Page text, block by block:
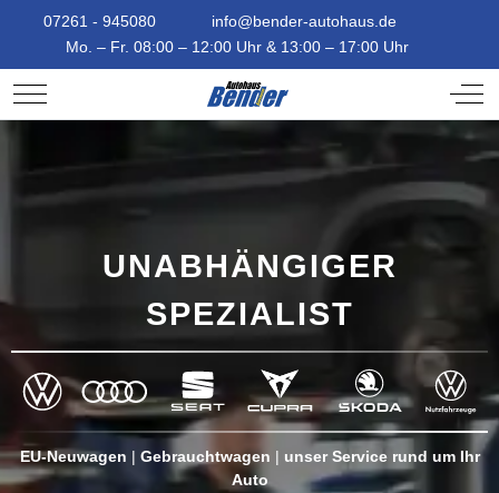
07261 - 945080
info@bender-autohaus.de
Mo. – Fr. 08:00 – 12:00 Uhr & 13:00 – 17:00 Uhr
Mobile Menu Toggle Off-
UNABHÄNGIGER
SPEZIALIST
EU-Neuwagen | Gebrauchtwagen | unser Service rund um Ihr
Auto